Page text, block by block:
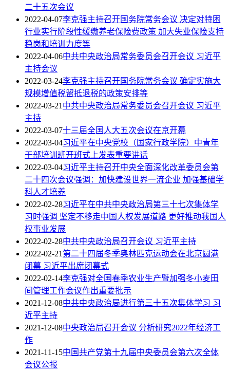
二十五次会议
2022-04-07李克强主持召开国务院常务会议 决定对特困
行业实行阶段性缓缴养老保险费政策 加大失业保险支持
稳岗和培训力度等
2022-04-06中共中央政治局常务委员会召开会议 习近平
主持会议
2022-03-24李克强主持召开国务院常务会议 确定实施大
规模增值税留抵退税的政策安排等
2022-03-21中共中央政治局常务委员会召开会议 习近平
主持
2022-03-07十三届全国人大五次会议在京开幕
2022-03-04习近平在中央党校（国家行政学院）中青年
干部培训班开班式上发表重要讲话
2022-03-04习近平主持召开中央全面深化改革委员会第
二十四次会议强调：加快建设世界一流企业 加强基础学
科人才培养
2022-02-28习近平在中共中央政治局第三十七次集体学
习时强调 坚定不移走中国人权发展道路 更好推动我国人
权事业发展
2022-02-28中共中央政治局召开会议 习近平主持
2022-02-21第二十四届冬季奥林匹克运动会在北京圆满
闭幕 习近平出席闭幕式
2022-02-14李克强对全国春季农业生产暨加强冬小麦田
间管理工作会议作出重要批示
2021-12-08中共中央政治局进行第三十五次集体学习 习
近平主持
2021-12-08中央政治局召开会议 分析研究2022年经济工
作
2021-11-15中国共产党第十九届中央委员会第六次全体
会议公报